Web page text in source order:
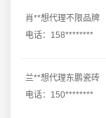
肖**想代理不限品牌
电话：158********
兰**想代理东鹏瓷砖
电话：150********